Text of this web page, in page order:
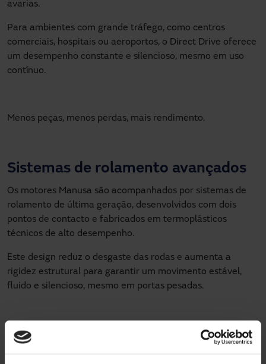
avarias.
Para ambientes com grande tráfego, como centros
comerciais, hospitais ou aeroportos, o Direct Drive oferece
um desempenho constante e silencioso, mesmo em uso
contínuo.
Menos peças, menos perdas, mais rendimento.
Sistemas de rolamento avançados
Os motores Manusa são acompanhados por sistemas de
rolamento de última geração, desenvolvidos com dois
pontos de contacto e fabricados em termoplásticos
técnicos de alto desempenho.
Este design reduz o desgaste das rodas e aumenta a
rigidez estrutural para garantir um movimento estável,
fluido e silencioso, mesmo em portas pesadas.
Resultado:
Maior capacidade de carga;